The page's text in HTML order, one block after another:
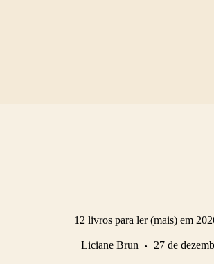
12 livros para ler (mais) em
Liciane Brun 27 de